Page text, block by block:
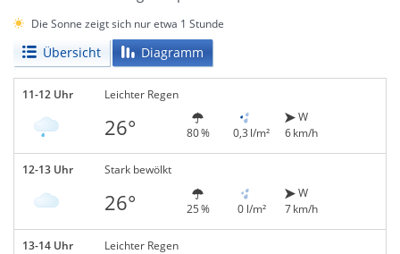
Die Sonne zeigt sich nur etwa 1 Stunde
Übersicht Diagramm
11-12 Uhr Leichter Regen
26° 80 % 0,3 l/m²
W
6 km/h
12-13 Uhr Stark bewölkt
26° 25 % 0 l/m²
W
7 km/h
13-14 Uhr Leichter Regen